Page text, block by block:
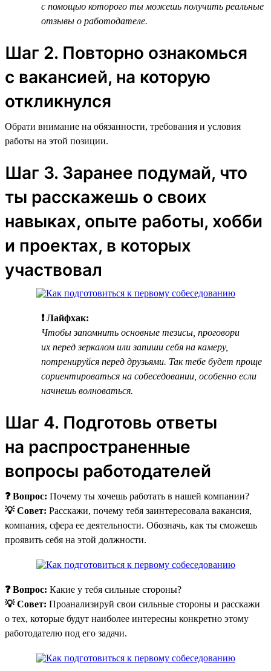
с помощью которого ты можешь получить реальные
отзывы о работодателе.
Шаг 2. Повторно ознакомься
с вакансией, на которую
откликнулся
Обрати внимание на обязанности, требования и условия
работы на этой позиции.
Шаг 3. Заранее подумай, что
ты расскажешь о своих
навыках, опыте работы, хобби
и проектах, в которых
участвовал
❗ Лайфхак:
Чтобы запомнить основные тезисы, проговори
их перед зеркалом или запиши себя на камеру,
потренируйся перед друзьями. Так тебе будет проще
сориентироваться на собеседовании, особенно если
начнешь волноваться.
Шаг 4. Подготовь ответы
на распространенные
вопросы работодателей
❓ Вопрос: Почему ты хочешь работать в нашей компании?
💡 Совет: Расскажи, почему тебя заинтересовала вакансия,
компания, сфера ее деятельности. Обозначь, как ты сможешь
проявить себя на этой должности.
❓ Вопрос: Какие у тебя сильные стороны?
💡 Совет: Проанализируй свои сильные стороны и расскажи
о тех, которые будут наиболее интересны конкретно этому
работодателю под его задачи.